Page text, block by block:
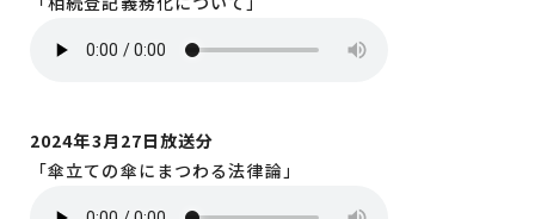
2024年3月27日放送分
「傘立ての傘にまつわる法律論」